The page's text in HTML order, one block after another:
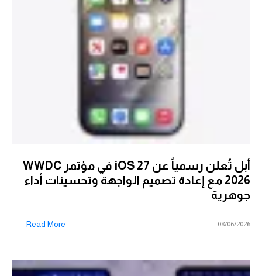
أبل تُعلن رسمياً عن iOS 27 في مؤتمر WWDC
2026 مع إعادة تصميم الواجهة وتحسينات أداء
جوهرية
08/06/2026
Read More